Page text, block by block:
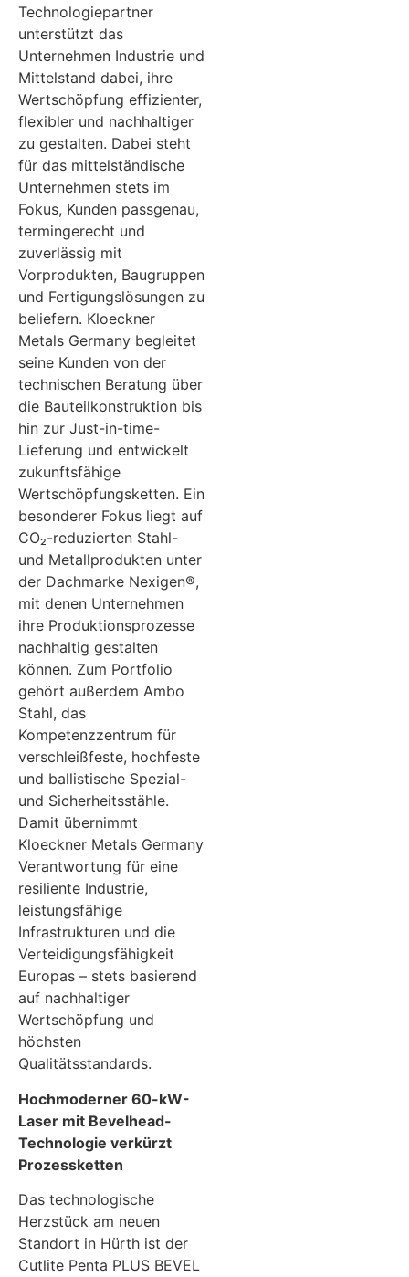
Technologiepartner
unterstützt das
Unternehmen Industrie und
Mittelstand dabei, ihre
Wertschöpfung effizienter,
flexibler und nachhaltiger
zu gestalten. Dabei steht
für das mittelständische
Unternehmen stets im
Fokus, Kunden passgenau,
termingerecht und
zuverlässig mit
Vorprodukten, Baugruppen
und Fertigungslösungen zu
beliefern. Kloeckner
Metals Germany begleitet
seine Kunden von der
technischen Beratung über
die Bauteilkonstruktion bis
hin zur Just-in-time-
Lieferung und entwickelt
zukunftsfähige
Wertschöpfungsketten. Ein
besonderer Fokus liegt auf
CO₂-reduzierten Stahl-
und Metallprodukten unter
der Dachmarke Nexigen®,
mit denen Unternehmen
ihre Produktionsprozesse
nachhaltig gestalten
können. Zum Portfolio
gehört außerdem Ambo
Stahl, das
Kompetenzzentrum für
verschleißfeste, hochfeste
und ballistische Spezial-
und Sicherheitsstähle.
Damit übernimmt
Kloeckner Metals Germany
Verantwortung für eine
resiliente Industrie,
leistungsfähige
Infrastrukturen und die
Verteidigungsfähigkeit
Europas – stets basierend
auf nachhaltiger
Wertschöpfung und
höchsten
Qualitätsstandards.
Hochmoderner 60-kW-
Laser mit Bevelhead-
Technologie verkürzt
Prozessketten
Das technologische
Herzstück am neuen
Standort in Hürth ist der
Cutlite Penta PLUS BEVEL